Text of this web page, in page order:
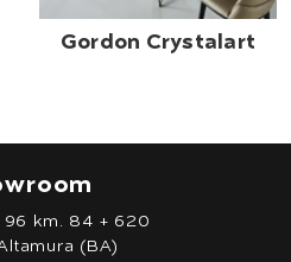
Gordon Crystalart
96 km. 84 + 620
(BA)